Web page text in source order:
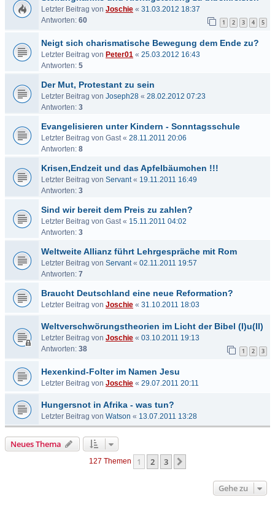
Letzter Beitrag von Joschie « 31.03.2012 18:37
Antworten: 60 1 2 3 4 5
Neigt sich charismatische Bewegung dem Ende zu?
Letzter Beitrag von Peter01 « 25.03.2012 16:43
Antworten: 5
Der Mut, Protestant zu sein
Letzter Beitrag von Joseph28 « 28.02.2012 07:23
Antworten: 3
Evangelisieren unter Kindern - Sonntagsschule
Letzter Beitrag von Gast« 28.11.2011 20:06
Antworten: 8
Krisen,Endzeit und das Apfelbäumchen !!!
Letzter Beitrag von Servant« 19.11.2011 16:49
Antworten: 3
Sind wir bereit dem Preis zu zahlen?
Letzter Beitrag von Gast« 15.11.2011 04:02
Antworten: 3
Weltweite Allianz führt Lehrgespräche mit Rom
Letzter Beitrag von Servant« 02.11.2011 19:57
Antworten: 7
Braucht Deutschland eine neue Reformation?
Letzter Beitrag von Joschie « 31.10.2011 18:03
Weltverschwörungstheorien im Licht der Bibel (I)u(II)
Letzter Beitrag von Joschie « 03.10.2011 19:13
Antworten: 38 1 2 3
Hexenkind-Folter im Namen Jesu
Letzter Beitrag von Joschie « 29.07.2011 20:11
Hungersnot in Afrika - was tun?
Letzter Beitrag von Watson « 13.07.2011 13:28
Neues Thema
127 Themen 1 2 3
Gehe zu